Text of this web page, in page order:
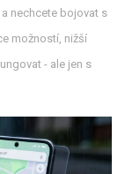
nechcete bojovat s
možností, nižší
- ale jen s